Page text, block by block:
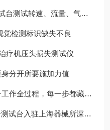
测试转速、流量、气压等
觉检测标识缺失不良
疗机压头损失测试仪
分开所要施加力值
程，每一步都藏着精准与严谨
入驻上海器械所深受用户好评